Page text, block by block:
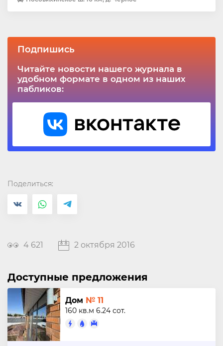
Подпишись
Читайте новости нашего журнала в
удобном формате в одном из наших
пабликов:
Поделиться:
4 621 2 октября 2016
Доступные предложения
Дом № 11
160 кв.м 6.24 сот.